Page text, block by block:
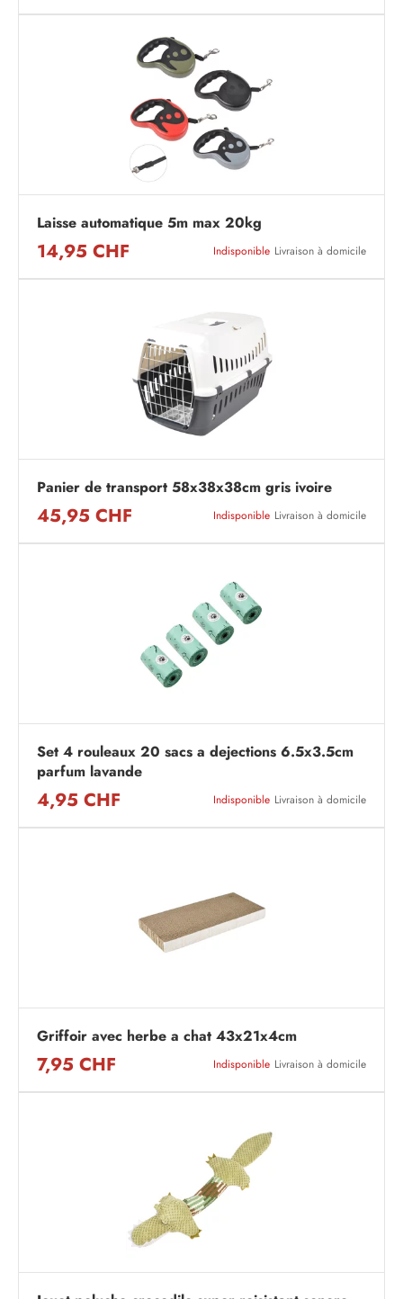
Laisse automatique 5m max 20kg
14,95 CHF Indisponible Livraison à domicile
Panier de transport 58x38x38cm gris ivoire
45,95 CHF Indisponible Livraison à domicile
Set 4 rouleaux 20 sacs a dejections 6.5x3.5cm
parfum lavande
4,95 CHF Indisponible Livraison à domicile
Griffoir avec herbe a chat 43x21x4cm
7,95 CHF Indisponible Livraison à domicile